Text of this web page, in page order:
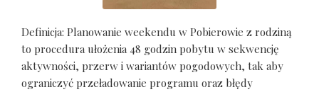
Definicja: Planowanie weekendu w Pobierowie z rodziną
to procedura ułożenia 48 godzin pobytu w sekwencję
aktywności, przerw i wariantów pogodowych, tak aby
ograniczyć przeładowanie programu oraz błędy